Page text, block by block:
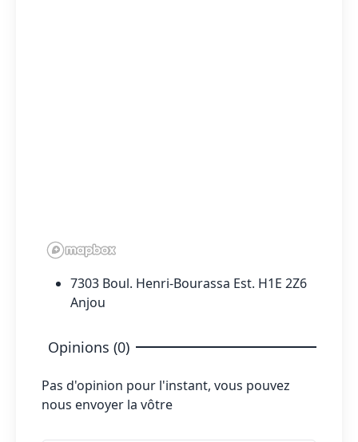
7303 Boul. Henri-Bourassa Est. H1E 2Z6
Anjou
Opinions (0)
Pas d'opinion pour l'instant, vous pouvez
nous envoyer la vôtre